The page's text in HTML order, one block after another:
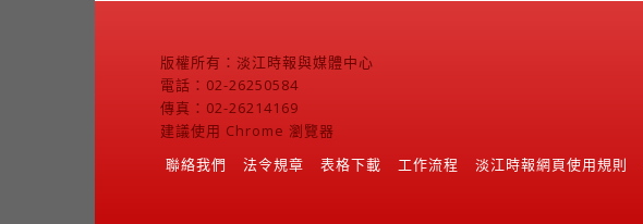
版權所有：淡江時報與媒體中心
電話：02-26250584
傳真：02-26214169
建議使用 Chrome 瀏覽器
聯絡我們
法令規章 表格下載 工作流程 淡江時報網頁使用規則